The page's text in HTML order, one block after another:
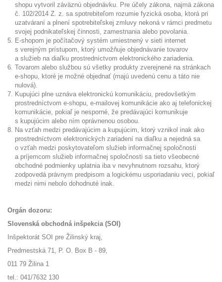
shopu vytvoril záväznú objednávku. Pre účely zákona, najmä zákona
č. 102/2014 Z. z. sa spotrebiteľom rozumie fyzická osoba, ktorá pri
uzatváraní a plnení spotrebiteľskej zmluvy nekoná v rámci predmetu
svojej podnikateľskej činnosti, zamestnania alebo povolania.
E-shopom je počítačový systém umiestnený v sieti internet
s verejným prístupom, ktorý umožňuje objednávanie tovarov
a služieb na diaľku prostredníctvom elektronického zariadenia.
Tovarom alebo službou sú všetky produkty zverejnené na stránkach
e-shopu, ktoré je možné objednať (majú uvedenú cenu a táto nie
nulová).
Kupujúci plne uznáva elektronickú komunikáciu, predovšetkým
prostredníctvom e-shopu, e-mailovej komunikácie ako aj telefonickej
komunikácie, pokiaľ je nesporné, že predávajúci komunikuje
s kupujúcim alebo ním oprávnenou osobou.
Na vzťah medzi predávajúcim a kupujúcim, ktorý vznikol inak ako
prostredníctvom elektronických zariadení na diaľku a nejedná sa
o vzťah medzi poskytovateľom služieb informačnej spoločnosti
a príjemcom služieb informačnej spoločnosti sa tieto všeobecné
obchodné podmienky uplatnia iba v nevyhnutnom rozsahu, ktorý
zodpovedá právnym predpisom a logickému usporiadaniu veci, pokiaľ
medzi nimi nebolo dohodnuté inak.
Orgán dozoru:
Slovenská obchodná inšpekcia (SOI)
Inšpektorát SOI pre Žilinský kraj,
Predmestská 71, P. O. Box B - 89,
011 79 Žilina 1
tel.: 041/7632 130